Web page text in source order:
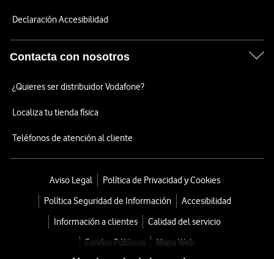
Declaración Accesibilidad
Contacta con nosotros
¿Quieres ser distribuidor Vodafone?
Localiza tu tienda física
Teléfonos de atención al cliente
Aviso Legal
Política de Privacidad y Cookies
Política Seguridad de Información
Accesibilidad
Información a clientes
Calidad del servicio
Fondos Públicos
Mapa Web